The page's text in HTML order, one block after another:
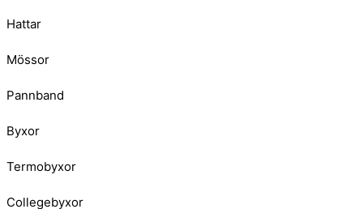
Hattar
Mössor
Pannband
Byxor
Termobyxor
Collegebyxor